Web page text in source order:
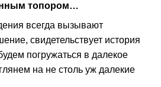
топором…
всегда вызывают
свидетельствует история
погружаться в далекое
на не столь уж далекие